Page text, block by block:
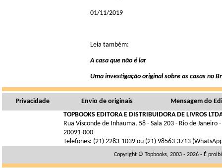
01/11/2019
Leia também:
A casa que não é lar
Uma investigação original sobre as casas no
Privacidade Envio de originais
Mensagem do
TOPBOOKS EDITORA E DISTRIBUIDORA DE LIVROS
Rua Visconde de Inhauma, 58 - Sala 203 - Rio de Janeiro -
20091-000
Telefones: (21) 2283-1039 ou (21) 98563-3713
Copyright © Topbooks, 2003 - 2026 - É